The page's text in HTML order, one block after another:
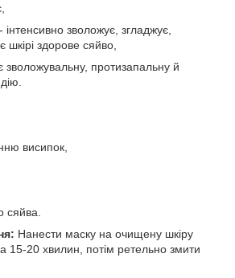
- інтенсивно зволожує, згладжує,
шкірі здорове сяйво,
протизапальну й
висипок,
сяйва.
Нанести маску на очищену шкіру
15-20 хвилин, потім ретельно змити